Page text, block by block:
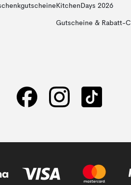
KitchenDays 2026
Gutscheine & Rabatt-